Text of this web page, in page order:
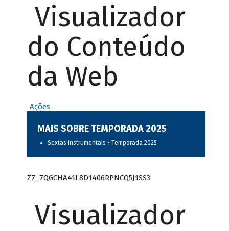
Visualizador
do Conteúdo
da Web
Ações
MAIS SOBRE TEMPORADA 2025
Sextas Instrumentais - Temporada 2025
Z7_7QGCHA41L8D1406RPNCQ5J1SS3
Visualizador